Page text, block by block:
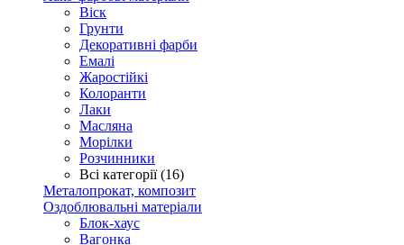
Віск
Грунти
Декоративні фарби
Емалі
Жаростійкі
Колоранти
Лаки
Масляна
Морілки
Розчинники
Всі категорії (16)
Металопрокат, композит
Оздоблювальні матеріали
Блок-хаус
Вагонка